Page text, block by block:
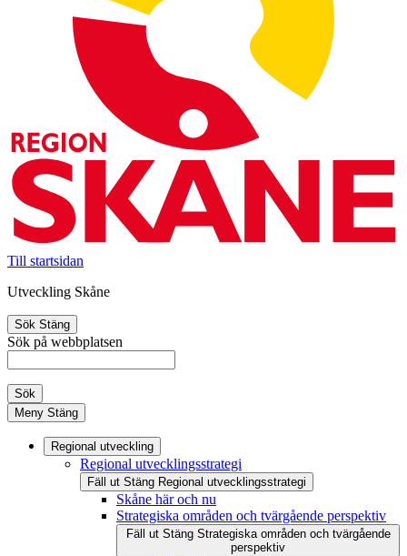
Till startsidan
Utveckling Skåne
Sök Stäng
Sök på webbplatsen
Sök
Meny Stäng
Regional utveckling
Regional utvecklingsstrategi
Fäll ut Stäng Regional utvecklingsstrategi
Skåne här och nu
Strategiska områden och tvärgående perspektiv
Fäll ut Stäng Strategiska områden och tvärgående
perspektiv